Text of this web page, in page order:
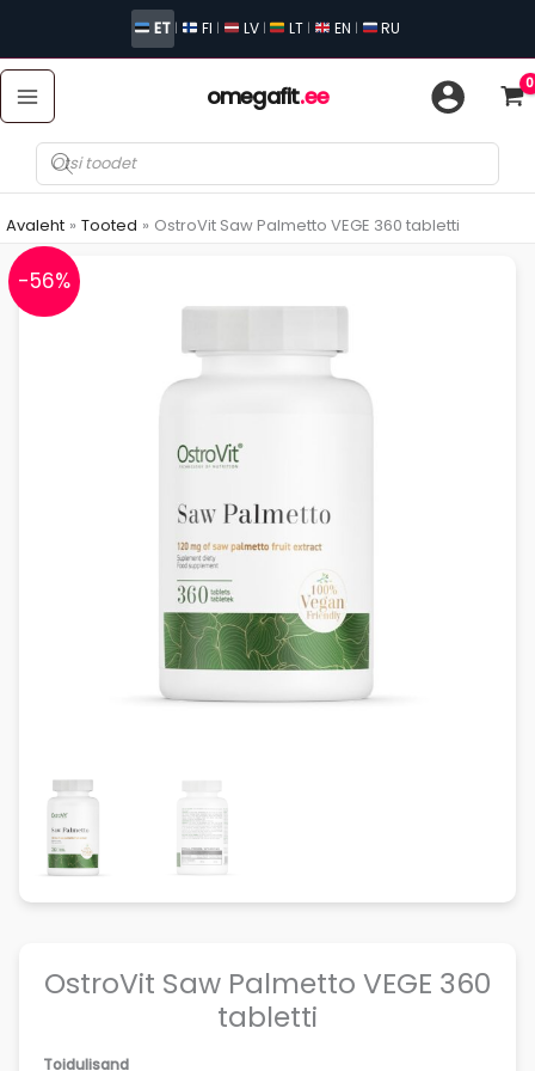
content
ET | FI | LV | LT | EN | RU
omegafit.ee
Toodete
otsing
Avaleht Tooted OstroVit Saw Palmetto VEGE 360 tabletti
-56%
OstroVit Saw Palmetto VEGE 360
tabletti
Toidulisand